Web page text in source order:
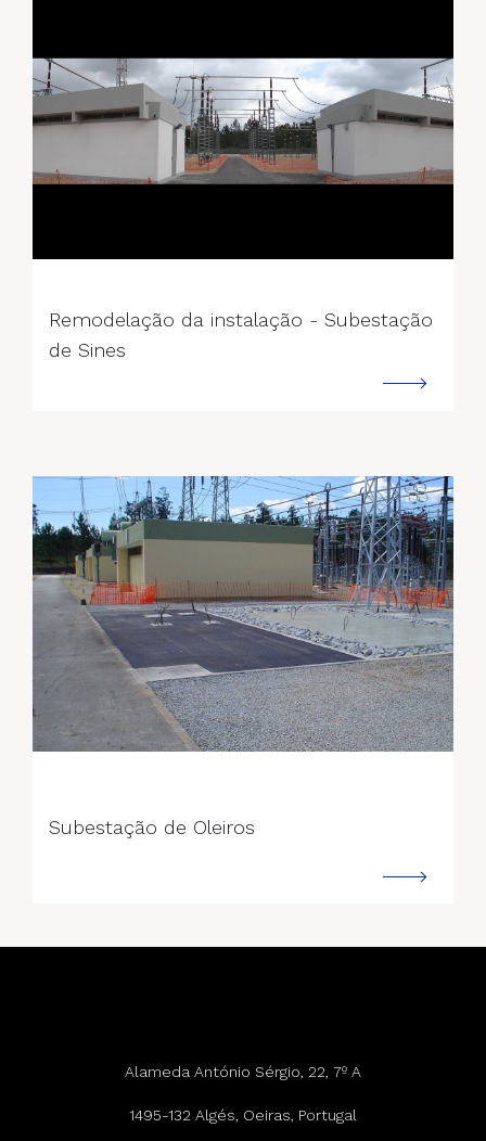
Remodelação da instalação - Subestação
de Sines
Subestação de Oleiros
Alameda António Sérgio, 22, 7º A
1495-132 Algés, Oeiras, Portugal